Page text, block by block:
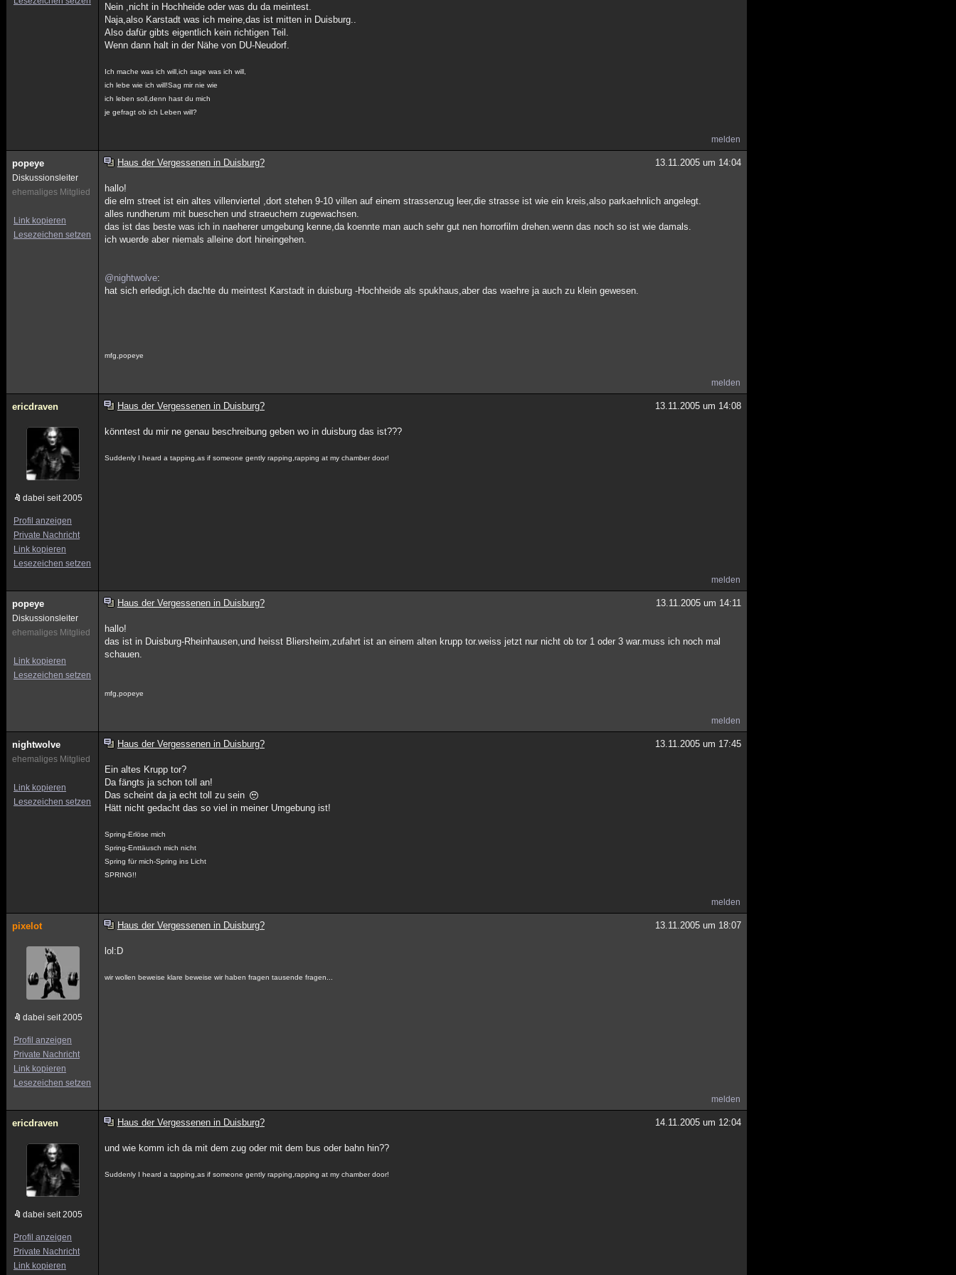
Nein ,nicht in Hochheide oder was du da meintest.
Naja,also Karstadt was ich meine,das ist mitten in Duisburg..
Also dafür gibts eigentlich kein richtigen Teil.
Wenn dann halt in der Nähe von DU-Neudorf.
Ich mache was ich will,ich sage was ich will,
ich lebe wie ich will!Sag mir nie wie
ich leben soll,denn hast du mich
je gefragt ob ich Leben will?
melden
popeye
Diskussionsleiter
ehemaliges Mitglied
Link kopieren
Lesezeichen setzen
Haus der Vergessenen in Duisburg? 13.11.2005 um 14:04
hallo!
die elm street ist ein altes villenviertel ,dort stehen 9-10 villen auf einem strassenzug leer,die strasse ist wie ein kreis,also parkaehnlich angelegt.
alles rundherum mit bueschen und straeuchern zugewachsen.
das ist das beste was ich in naeherer umgebung kenne,da koennte man auch sehr gut nen horrorfilm drehen.wenn das noch so ist wie damals.
ich wuerde aber niemals alleine dort hineingehen.
@nightwolve:
hat sich erledigt,ich dachte du meintest Karstadt in duisburg -Hochheide als spukhaus,aber das waehre ja auch zu klein gewesen.
mfg,popeye
melden
ericdraven
dabei seit 2005
Profil anzeigen
Private Nachricht
Link kopieren
Lesezeichen setzen
Haus der Vergessenen in Duisburg? 13.11.2005 um 14:08
könntest du mir ne genau beschreibung geben wo in duisburg das ist???
Suddenly I heard a tapping,as if someone gently rapping,rapping at my chamber door!
melden
popeye
Diskussionsleiter
ehemaliges Mitglied
Link kopieren
Lesezeichen setzen
Haus der Vergessenen in Duisburg? 13.11.2005 um 14:11
hallo!
das ist in Duisburg-Rheinhausen,und heisst Bliersheim,zufahrt ist an einem alten krupp tor.weiss jetzt nur nicht ob tor 1 oder 3 war.muss ich noch mal
schauen.
mfg,popeye
melden
nightwolve
ehemaliges Mitglied
Link kopieren
Lesezeichen setzen
Haus der Vergessenen in Duisburg? 13.11.2005 um 17:45
Ein altes Krupp tor?
Da fängts ja schon toll an!
Das scheint da ja echt toll zu sein
Hätt nicht gedacht das so viel in meiner Umgebung ist!
Spring-Erlöse mich
Spring-Enttäusch mich nicht
Spring für mich-Spring ins Licht
SPRING!!
melden
pixelot
dabei seit 2005
Profil anzeigen
Private Nachricht
Link kopieren
Lesezeichen setzen
Haus der Vergessenen in Duisburg? 13.11.2005 um 18:07
lol:D
wir wollen beweise klare beweise wir haben fragen tausende fragen...
melden
ericdraven
dabei seit 2005
Profil anzeigen
Private Nachricht
Link kopieren
Haus der Vergessenen in Duisburg? 14.11.2005 um 12:04
und wie komm ich da mit dem zug oder mit dem bus oder bahn hin??
Suddenly I heard a tapping,as if someone gently rapping,rapping at my chamber door!